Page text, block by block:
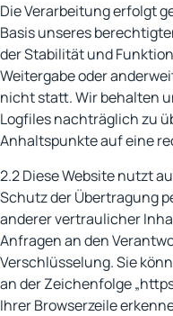
Die Verarbeitung erfolgt
Basis unseres
der Stabilität und
Weitergabe oder
nicht statt. Wir behalten
Logfiles nachträglich zu
Anhaltspunkte auf eine
2.2 Diese Website nutzt
Schutz der Übertragung
anderer vertraulicher
Anfragen an den
Verschlüsselung. Sie
an der Zeichenfolge
Ihrer Browserzeile